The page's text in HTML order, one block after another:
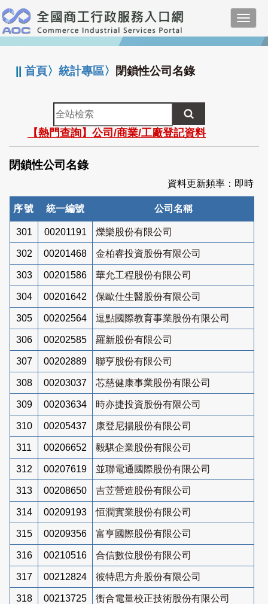
跳
到
主
要
:::
||首頁〉統計專區〉 閉鎖性公司名錄
全
站
檢
索
【熱門查詢】公司/商業/工廠登記資料
閉鎖性公司名錄
資料更新頻率：即時
序號 統一編號 公司名稱
301 00201191 爍樂股份有限公司
302 00201468 金柏睿投資股份有限公司
303 00201586 華允工程股份有限公司
304 00201642 保歐仕生醫股份有限公司
305 00202564 逗點國際教育事業股份有限公司
306 00202585 羅新股份有限公司
307 00202889 聯亨股份有限公司
308 00203037 芯慈健康事業股份有限公司
309 00203634 時亦捷投資股份有限公司
310 00205437 康登尼揚股份有限公司
311 00206652 毅騏企業股份有限公司
312 00207619 並聯電通國際股份有限公司
313 00208650 吉苙營造股份有限公司
314 00209193 恒潤實業股份有限公司
315 00209356 富亨國際股份有限公司
316 00210516 合信數位股份有限公司
317 00212824 彼特思方舟股份有限公司
318 00213725 衡合電量校正技術股份有限公司